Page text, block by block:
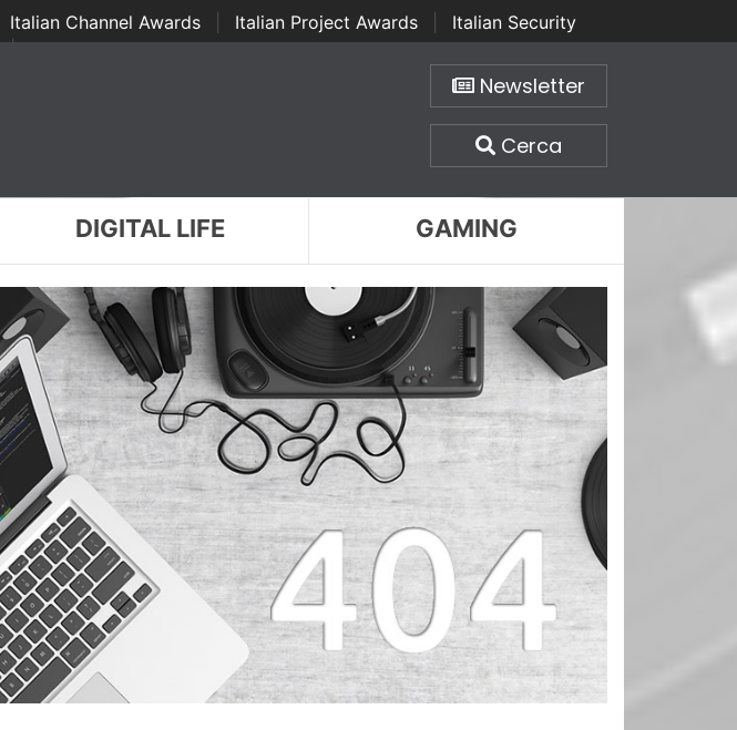
Italian Channel Awards Italian Project Awards
Italian Security
| ...
Newsletter
Cerca
DIGITAL LIFE GAMING